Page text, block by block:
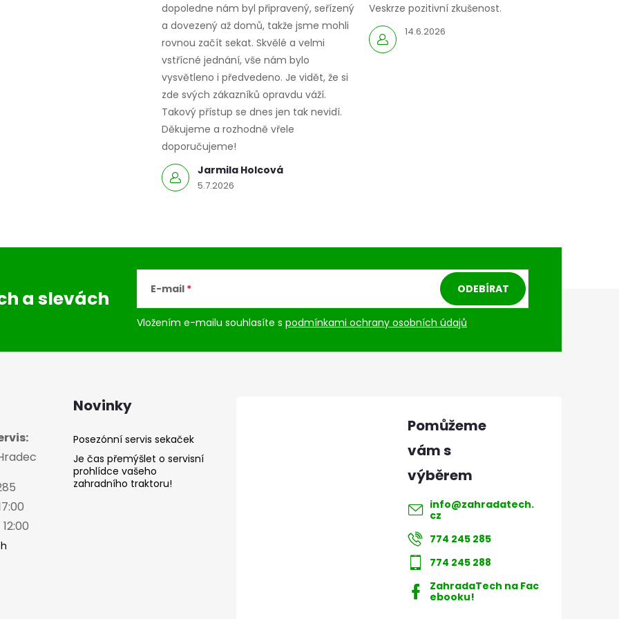
Jarmila Holcová
5.7.2026
dopoledne nám byl připravený, seřízený
a dovezený až domů, takže jsme mohli
rovnou začít sekat. Skvělé a velmi
vstřícné jednání, vše nám bylo
vysvětleno i předvedeno. Je vidět, že si
zde svých zákazníků opravdu váží.
Takový přístup se dnes jen tak nevidí.
Děkujeme a rozhodně vřele
doporučujeme!
14.6.2026
Veskrze pozitivní zkušenost.
a slevách E-mail
Vložením e-mailu souhlasíte s podmínkami ochrany osobních údajů
ODEBÍRAT
Novinky
Posezónní servis sekaček
Je čas přemýšlet o servisní
prohlídce vašeho
zahradního traktoru!
info@zahradatech.
cz
774 245 285
774 245 288
ZahradaTech na Fac
ebooku!